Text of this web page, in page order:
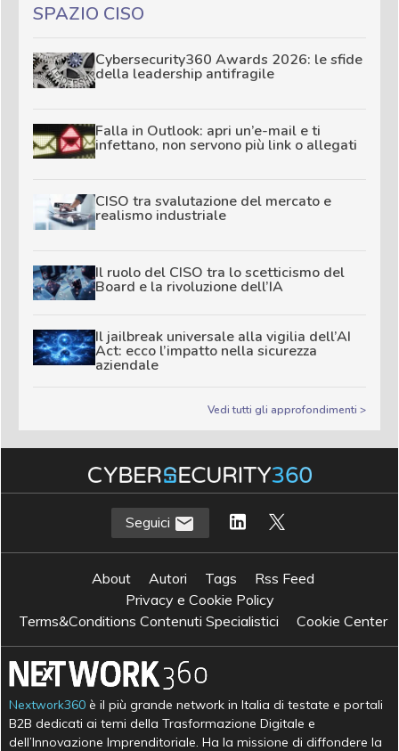
SPAZIO CISO
Cybersecurity360 Awards 2026: le sfide
della leadership antifragile
Falla in Outlook: apri un’e-mail e ti
infettano, non servono più link o allegati
CISO tra svalutazione del mercato e
realismo industriale
Il ruolo del CISO tra lo scetticismo del
Board e la rivoluzione dell’IA
Il jailbreak universale alla vigilia dell’AI
Act: ecco l’impatto nella sicurezza
aziendale
Vedi tutti gli approfondimenti >
Seguici
About Autori Tags
Rss Feed
Privacy e Cookie Policy
Terms&Conditions Contenuti Specialistici
Cookie Center
Nextwork360 è il più grande network in Italia di testate e portali
B2B dedicati ai temi della Trasformazione Digitale e
dell’Innovazione Imprenditoriale. Ha la missione di diffondere la